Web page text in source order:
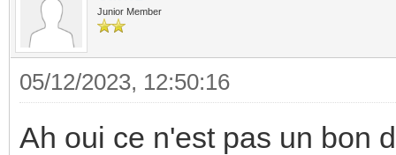
Junior Member
05/12/2023, 12:50:16
Ah oui ce n'est pas un bon